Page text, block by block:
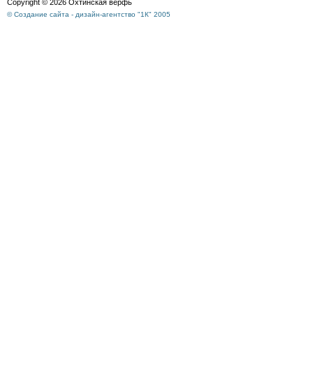
Copyright © 2026 Охтинская верфь
© Создание сайта - дизайн-агентство "1К" 2005